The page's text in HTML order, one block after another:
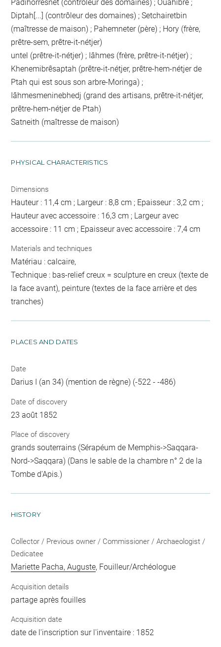
Padihorresnet (contrôleur des domaines) ; Ouahibrê ;
Diptah[...] (contrôleur des domaines) ; Setchairetbin
(maîtresse de maison) ; Pahemneter (père) ; Hory (frère,
prêtre-sem, prêtre-it-nétjer)
untel (prêtre-it-nétjer) ; Iâhmes (frère, prêtre-it-nétjer) ;
Khenemibrêsaptah (prêtre-it-nétjer, prêtre-hem-nétjer de
Ptah qui est sous son arbre-Moringa) ;
Iâhmesmeninebhedj (grand des artisans, prêtre-it-nétjer,
prêtre-hem-nétjer de Ptah)
Satneith (maîtresse de maison)
PHYSICAL CHARACTERISTICS
Dimensions
Hauteur : 11,4 cm ; Largeur : 8,8 cm ; Epaisseur : 3,2 cm ;
Hauteur avec accessoire : 16,3 cm ; Largeur avec
accessoire : 11 cm ; Epaisseur avec accessoire : 7,4 cm
Materials and techniques
Matériau : calcaire,
Technique : bas-relief creux = sculpture en creux (texte de
la face avant), peinture (textes de la face arrière et des
tranches)
PLACES AND DATES
Date
Darius I (an 34) (mention de règne) (-522 - -486)
Date of discovery
23 août 1852
Place of discovery
grands souterrains (Sérapéum de Memphis->Saqqara-
Nord->Saqqara) (Dans le sable de la chambre n° 2 de la
Tombe d'Apis.)
HISTORY
Collector / Previous owner / Commissioner / Archaeologist /
Dedicatee
Mariette Pacha, Auguste, Fouilleur/Archéologue
Acquisition details
partage après fouilles
Acquisition date
date de l'inscription sur l'inventaire : 1852